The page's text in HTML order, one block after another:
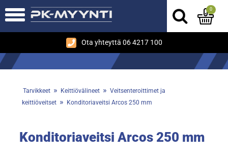
Ota yhteyttä 06 4217 100
0
Tarvikkeet » Keittiövälineet » Veitsenteroittimet ja
keittiöveitset » Konditoriaveitsi Arcos 250 mm
Konditoriaveitsi Arcos 250 mm